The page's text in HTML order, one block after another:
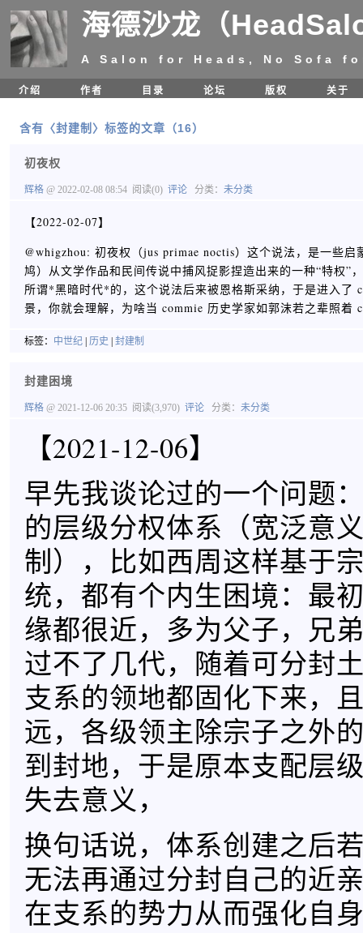
海德沙龙（
A Salon for Heads, No Sofa
介绍 作者 目录 论坛 版权 关于
含有〈封建制〉标签的文章（16）
初夜权
辉格 @ 2022-02-08 08:54 阅读(0) 评论 分类： 未分类
【2022-02-07】
@whigzhou: 初夜权（jus primae noctis）这个说法，是一些
鸠）从文学作品和民间传说中捕风捉影捏造出来的一种“特权”
所谓*黑暗时代*的，这个说法后来被恩格斯采纳，于是进入了
景，你就会理解，为啥当 commie 历史学家如郭沫若之辈照着
标签： 中世纪 历史 封建制
封建困境
辉格 @ 2021-12-06 20:35 阅读(3,970) 评论 分类： 未分类
【2021-12-06】
早先我谈论过的一个问题
的层级分权体系（宽泛意
制），比如西周这样基于
统，都有个内生困境：最
缘都很近，多为父子，兄
过不了几代，随着可分封
支系的领地都固化下来，
远，各级领主除宗子之外
到封地，于是原本支配层
失去意义，
换句话说，体系创建之后
无法再通过分封自己的近
在支系的势力从而强化自